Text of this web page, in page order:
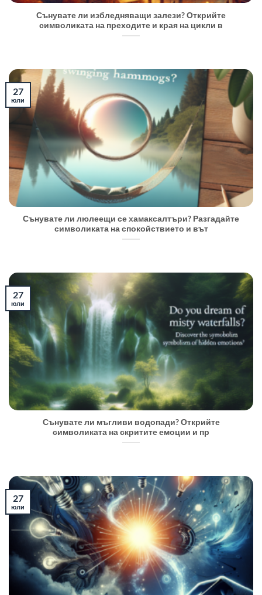
Сънувате ли избледняващи залези? Открийте
символиката на преходите и края на цикли в
Сънувате ли люлеещи се хамаксалтъри? Разгадайте
символиката на спокойствието и вът
27
юли
Сънувате ли мъгливи водопади? Открийте
символиката на скритите емоции и пр
27
юли
27
юли